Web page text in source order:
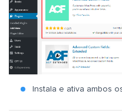
Instala e ativa ambos